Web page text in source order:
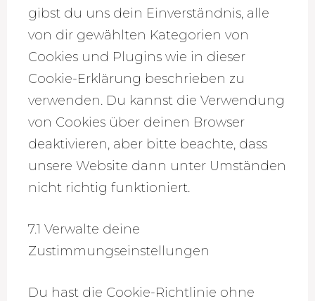
gibst du uns dein Einverständnis, alle
von dir gewählten Kategorien von
Cookies und Plugins wie in dieser
Cookie-Erklärung beschrieben zu
verwenden. Du kannst die Verwendung
von Cookies über deinen Browser
deaktivieren, aber bitte beachte, dass
unsere Website dann unter Umständen
nicht richtig funktioniert.
7.1 Verwalte deine
Zustimmungseinstellungen
Du hast die Cookie-Richtlinie ohne